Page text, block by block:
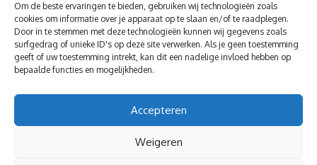
Om de beste ervaringen te bieden, gebruiken wij technologieën zoals
cookies om informatie over je apparaat op te slaan en/of te raadplegen.
Door in te stemmen met deze technologieën kunnen wij gegevens zoals
surfgedrag of unieke ID's op deze site verwerken. Als je geen toestemming
geeft of uw toestemming intrekt, kan dit een nadelige invloed hebben op
bepaalde functies en mogelijkheden.
Accepteren
Weigeren
Contact
Blog
Contact Info
redactie@volghetgeld.nl